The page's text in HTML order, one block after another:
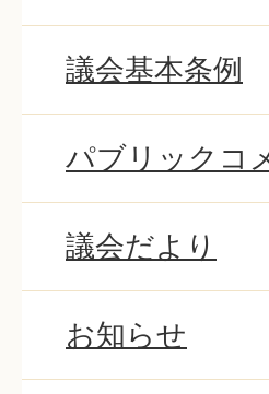
議会基本条例
パブリックコ
議会だより
お知らせ